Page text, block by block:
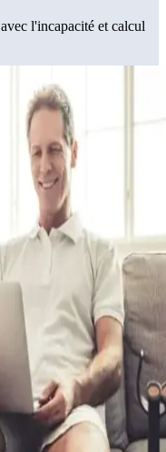
l'incapacité et calcul